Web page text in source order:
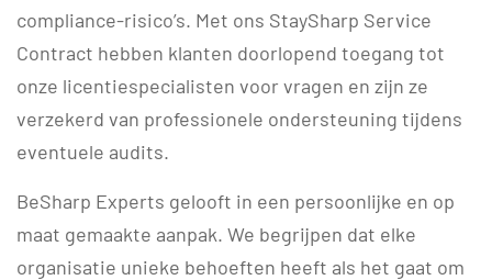
compliance-risico’s. Met ons StaySharp Service
Contract hebben klanten doorlopend toegang tot
onze licentiespecialisten voor vragen en zijn ze
verzekerd van professionele ondersteuning tijdens
eventuele audits.
BeSharp Experts gelooft in een persoonlijke en op
maat gemaakte aanpak. We begrijpen dat elke
organisatie unieke behoeften heeft als het gaat om